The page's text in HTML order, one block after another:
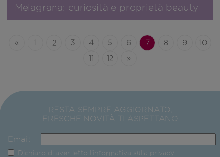
Melagrana: curiosità e proprietà beauty
« 1 2 3 4 5 6 7 8 9
10
11
12 »
RESTA SEMPRE AGGIORNATO,
FRESCHE NOVITÀ TI ASPETTANO
Email:
Dichiaro di aver letto l'informativa sulla privacy